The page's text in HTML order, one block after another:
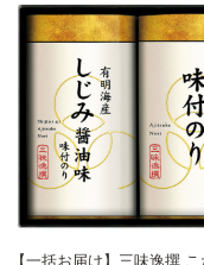
【一括お届け】三味逸撰 こ